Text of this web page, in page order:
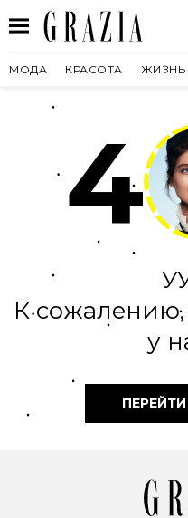
МОДА КРАСОТА ЖИЗНЬ
4
К
у